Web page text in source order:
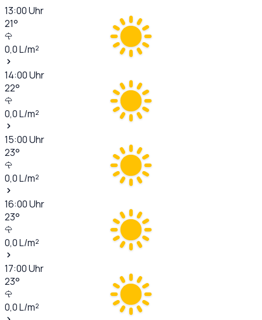
13:00Uhr
21°
0,0L/m²
14:00Uhr
22°
0,0L/m²
15:00Uhr
23°
0,0L/m²
16:00Uhr
23°
0,0L/m²
17:00Uhr
23°
0,0L/m²